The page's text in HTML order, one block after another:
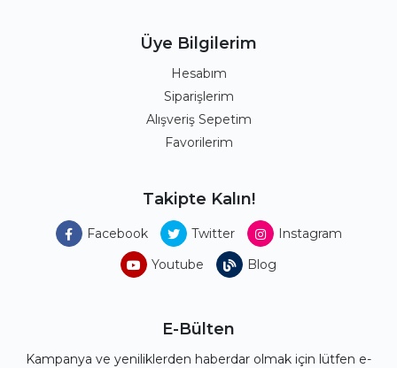
Üye Bilgilerim
Hesabım
Siparişlerim
Alışveriş Sepetim
Favorilerim
Takipte Kalın!
Facebook Twitter
Instagram
Youtube
Blog
E-Bülten
Kampanya ve yeniliklerden haberdar olmak için lütfen e-